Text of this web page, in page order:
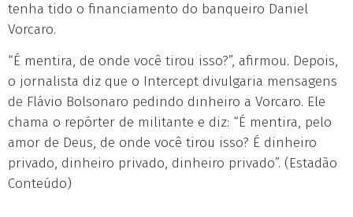
tenha tido o financiamento do banqueiro Daniel
Vorcaro.
“É mentira, de onde você tirou isso?”, afirmou. Depois,
o jornalista diz que o Intercept divulgaria mensagens
de Flávio Bolsonaro pedindo dinheiro a Vorcaro. Ele
chama o repórter de militante e diz: “É mentira, pelo
amor de Deus, de onde você tirou isso? É dinheiro
privado, dinheiro privado, dinheiro privado”. (Estadão
Conteúdo)